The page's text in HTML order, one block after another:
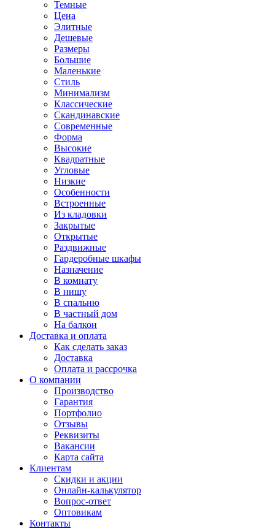
Темные
Цена
Элитные
Дешевые
Размеры
Большие
Маленькие
Стиль
Минимализм
Классические
Скандинавские
Современные
Форма
Высокие
Квадратные
Угловые
Низкие
Особенности
Встроенные
Из кладовки
Закрытые
Открытые
Раздвижные
Гардеробные шкафы
Назначение
В комнату
В нишу
В спальню
В частный дом
На балкон
Доставка и оплата
Как сделать заказ
Доставка
Оплата и рассрочка
О компании
Производство
Гарантия
Портфолио
Отзывы
Реквизиты
Вакансии
Карта сайта
Клиентам
Скидки и акции
Онлайн-калькулятор
Вопрос-ответ
Оптовикам
Контакты